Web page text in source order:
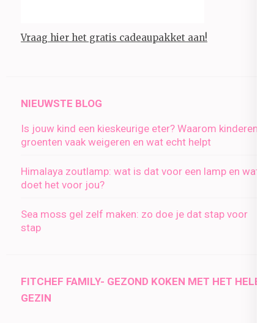
Vraag hier het gratis cadeaupakket aan!
NIEUWSTE BLOG
Is jouw kind een kieskeurige eter? Waarom kinderen
groenten vaak weigeren en wat echt helpt
Himalaya zoutlamp: wat is dat voor een lamp en wat
doet het voor jou?
Sea moss gel zelf maken: zo doe je dat stap voor
stap
FITCHEF FAMILY- GEZOND KOKEN MET HET HELE
GEZIN